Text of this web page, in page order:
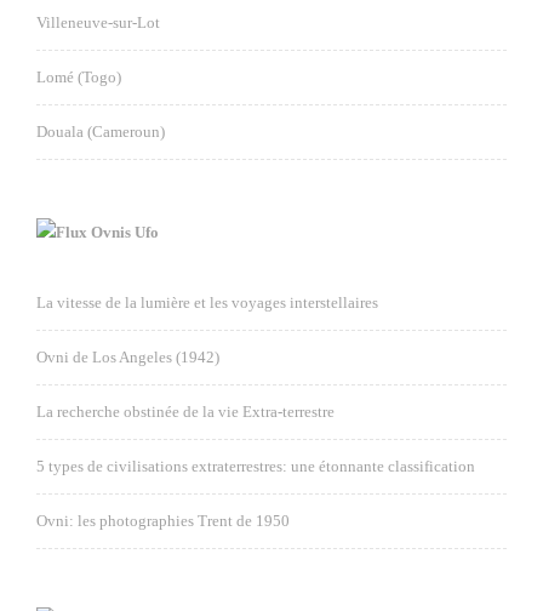
Villeneuve-sur-Lot
Lomé (Togo)
Douala (Cameroun)
Ovnis Ufo
La vitesse de la lumière et les voyages interstellaires
Ovni de Los Angeles (1942)
La recherche obstinée de la vie Extra-terrestre
5 types de civilisations extraterrestres: une étonnante classification
Ovni: les photographies Trent de 1950